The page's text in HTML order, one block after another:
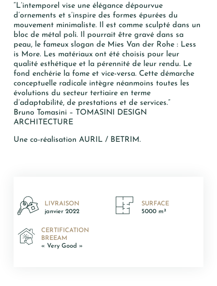
T4
T5 et +
Oui, je souhaite être alerté(e) des
opportunités immobilières d’AURIL.
“L’intemporel vise une élégance dépourvue
d’ornements et s’inspire des formes épurées du
mouvement minimaliste. Il est comme sculpté dans un
bloc de métal poli. Il pourrait être gravé dans sa
peau, le fameux slogan de Mies Van der Rohe : Less
is More. Les matériaux ont été choisis pour leur
qualité esthétique et la pérennité de leur rendu. Le
fond enchérie la fome et vice-versa. Cette démarche
conceptuelle radicale intègre néanmoins toutes les
évolutions du secteur tertiaire en terme
d’adaptabilité, de prestations et de services.”
Bruno Tomasini – TOMASINI DESIGN
ARCHITECTURE
Une co-réalisation AURIL / BETRIM.
LIVRAISON
janvier 2022
SURFACE
5000 m²
CERTIFICATION
BREEAM
« Very Good »